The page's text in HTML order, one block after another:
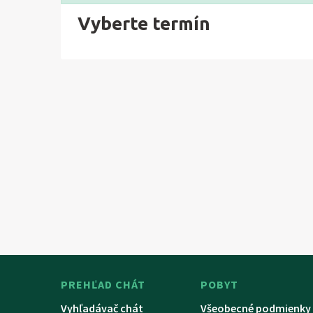
Vyberte termín
PREHĽAD CHÁT
Vyhľadávač chát
POBYT
Všeobecné podmienky